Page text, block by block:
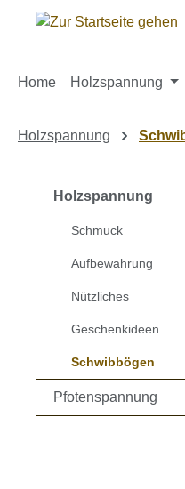
Hauptinhalt springen
Zur Suche springen
Zur Hauptnavigation
Home Holzspannung
Holzspannung
Holzspannung
Schmuck
Aufbewahrung
Nützliches
Geschenkideen
Schwibbögen
Pfotenspannung